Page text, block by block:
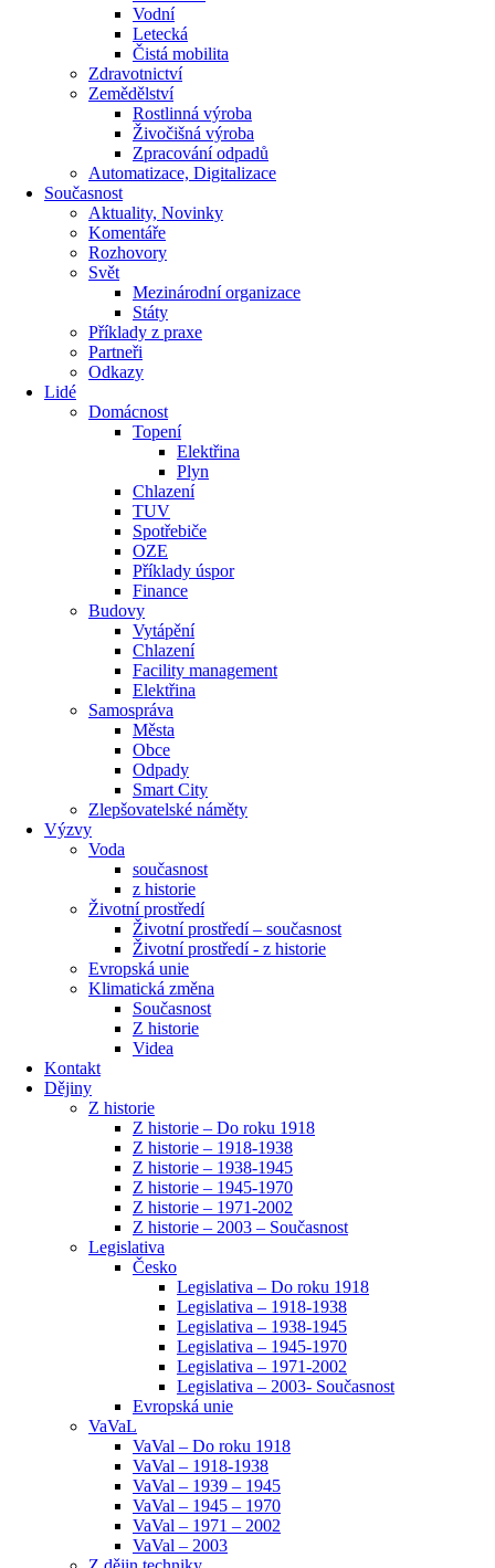
Vodní
Letecká
Čistá mobilita
Zdravotnictví
Zemědělství
Rostlinná výroba
Živočišná výroba
Zpracování odpadů
Automatizace, Digitalizace
Současnost
Aktuality, Novinky
Komentáře
Rozhovory
Svět
Mezinárodní organizace
Státy
Příklady z praxe
Partneři
Odkazy
Lidé
Domácnost
Topení
Elektřina
Plyn
Chlazení
TUV
Spotřebiče
OZE
Příklady úspor
Finance
Budovy
Vytápění
Chlazení
Facility management
Elektřina
Samospráva
Města
Obce
Odpady
Smart City
Zlepšovatelské náměty
Výzvy
Voda
současnost
z historie
Životní prostředí
Životní prostředí – současnost
Životní prostředí ​- z historie
Evropská unie
Klimatická změna
Současnost
Z historie
Videa
Kontakt
Dějiny
Z historie
Z historie – Do roku 1918
Z historie – 1918-1938
Z historie – 1938-1945
Z historie – 1945-1970
Z historie – 1971-2002
Z historie – 2003 – Současnost
Legislativa
Česko
Legislativa – Do roku 1918
Legislativa – 1918-1938
Legislativa – 1938-1945
Legislativa – 1945-1970
Legislativa – 1971-2002
Legislativa – 2003- Současnost
Evropská unie
VaVaL
VaVal – Do roku 1918
VaVal – 1918-1938
VaVal – 1939 – 1945
VaVal – 1945 – 1970
VaVal – 1971 – 2002
VaVal – 2003